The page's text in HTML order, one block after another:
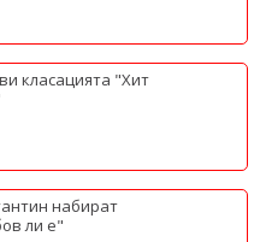
класацията "Хит
набират
ли е"